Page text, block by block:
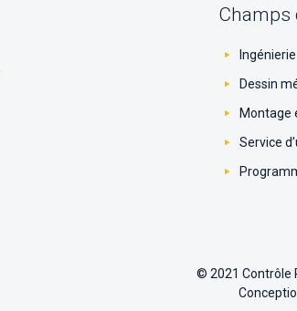
Champs
Dessin
Montage
Service
© 2021 Contrôle